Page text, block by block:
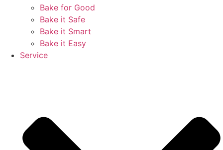
Bake for Good
Bake it Safe
Bake it Smart
Bake it Easy
Service